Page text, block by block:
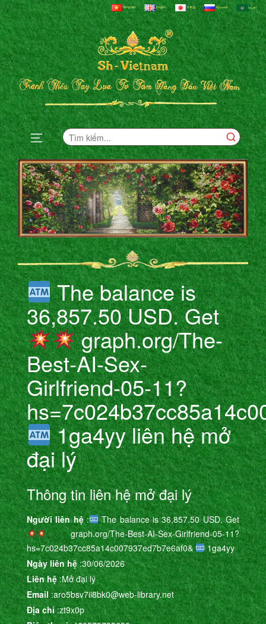
Tiếng Việt English 日本語 Русский العربية
The balance is
36,857.50 USD. Get
graph.org/The-
Best-AI-Sex-
Girlfriend-05-11?
1ga4yy liên hệ mở
đại lý
Thông tin liên hệ mở đại lý
Người liên hệ:
The balance is 36,857.50 USD. Get
graph.org/The-Best-AI-Sex-Girlfriend-05-11?
hs=7c024b37cc85a14c007937ed7b7e6af0&
1ga4yy
Ngày liên hệ:30/06/2026
Liên hệ:Mở đại lý
Email:aro5bsv7ii8bk0@web-library.net
Địa chỉ:zt9x0p